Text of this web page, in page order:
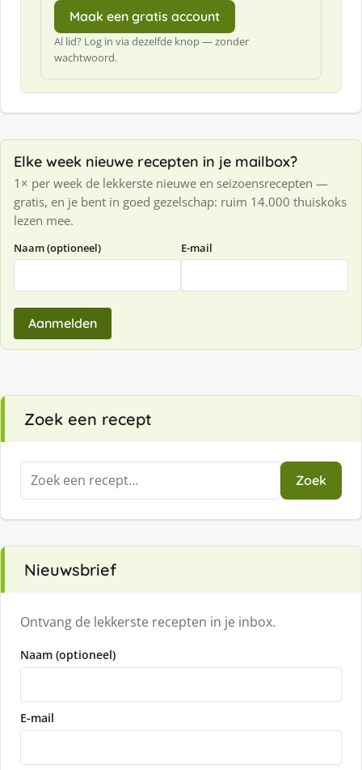
Maak een gratis account
Al lid? Log in via dezelfde knop — zonder
wachtwoord.
Elke week nieuwe recepten in je mailbox?
1× per week de lekkerste nieuwe en seizoensrecepten —
gratis, en je bent in goed gezelschap: ruim 14.000 thuiskoks
lezen mee.
Naam (optioneel) E-mail
Aanmelden
Zoek een recept
Zoeken
naar:
Zoek
Nieuwsbrief
Ontvang de lekkerste recepten in je inbox.
Naam (optioneel)
E-mail